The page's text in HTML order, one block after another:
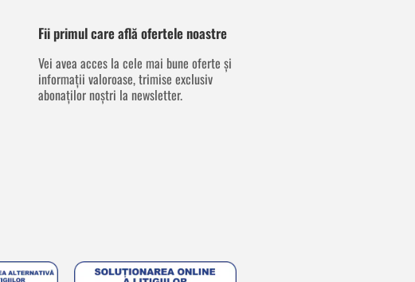
Fii primul care află ofertele noastre
Vei avea acces la cele mai bune oferte și
informații valoroase, trimise exclusiv
abonaților noștri la newsletter.